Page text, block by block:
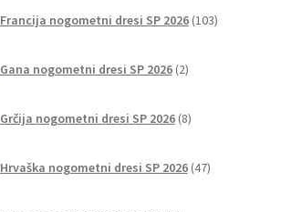
Francija nogometni dresi SP 2026 103izdelki
Gana nogometni dresi SP 2026 2izdelka
Grčija nogometni dresi SP 2026 8izdelkov
Hrvaška nogometni dresi SP 2026 47izdelkov